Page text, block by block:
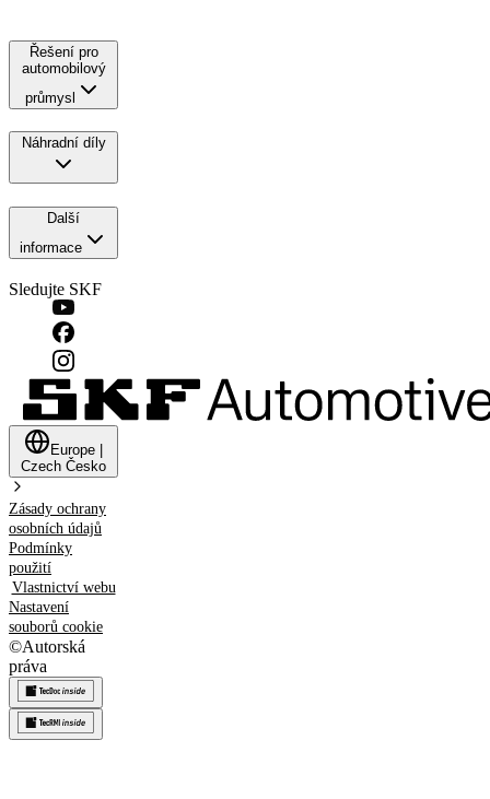
Řešení pro
automobilový
průmysl
Náhradní díly
Další
informace
Sledujte SKF
Europe
Czech Česko
Zásady ochrany
osobních údajů
Podmínky
použití
Vlastnictví webu
Nastavení
souborů cookie
©Autorská
práva